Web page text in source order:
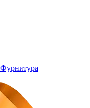
Фурнитура